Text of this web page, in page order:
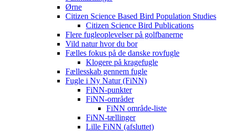
Ørne
Citizen Science Based Bird Population Studies
Citizen Science Bird Publications
Flere fugleoplevelser på golfbanerne
Vild natur hvor du bor
Fælles fokus på de danske rovfugle
Klogere på kragefugle
Fællesskab gennem fugle
Fugle i Ny Natur (FiNN)
FiNN-punkter
FiNN-områder
FiNN område-liste
FiNN-tællinger
Lille FiNN (afsluttet)